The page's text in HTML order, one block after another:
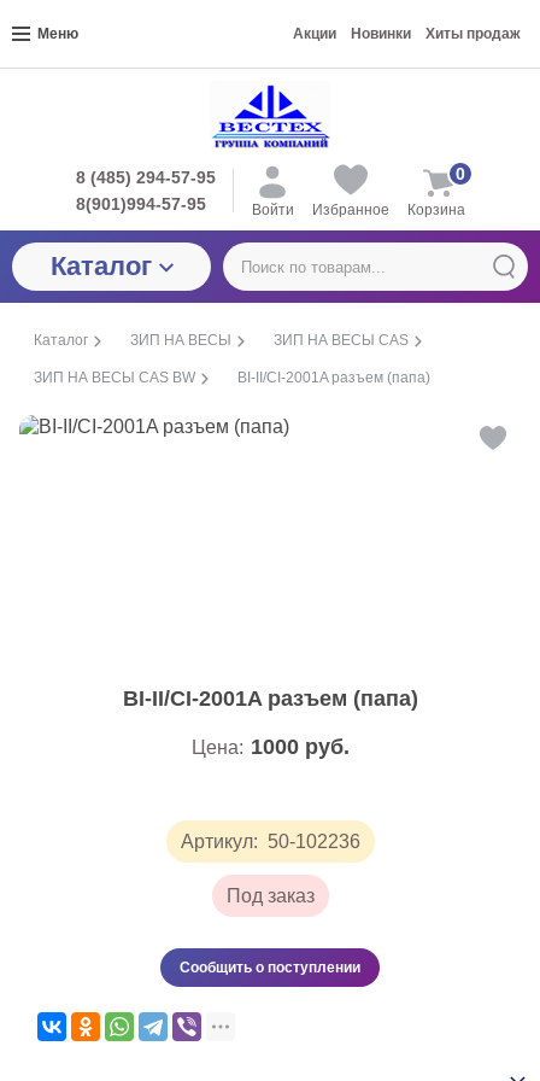
Меню Акции Новинки Хиты продаж
8 (485) 294-57-95
8(901)994-57-95
Войти Избранное Корзина
0
Каталог
Каталог ЗИП НА ВЕСЫ ЗИП НА ВЕСЫ CAS
ЗИП НА ВЕСЫ CAS BW BI-II/CI-2001A разъем (папа)
BI-II/CI-2001A разъем (папа)
Артикул: 50-102236
Под заказ
Цена: 1000 руб.
Сообщить о поступлении